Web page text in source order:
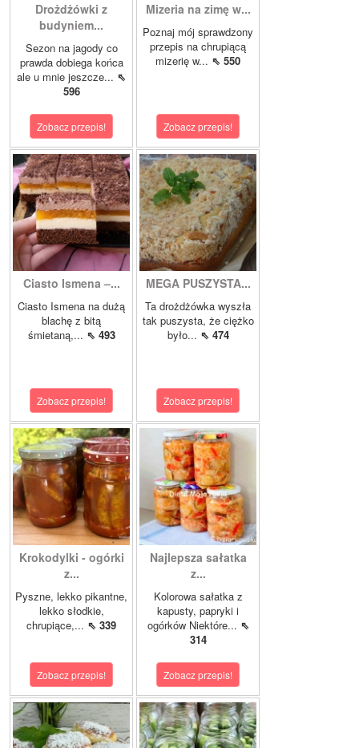
Drożdżówki z
budyniem...
Sezon na jagody co
prawda dobiega końca
ale u mnie jeszcze... ⇖
596
Zobacz przepis!
Mizeria na zimę w...
Poznaj mój sprawdzony
przepis na chrupiącą
mizerię w... ⇖ 550
Zobacz przepis!
Ciasto Ismena –...
Ciasto Ismena na dużą
blachę z bitą
śmietaną,... ⇖ 493
Zobacz przepis!
MEGA PUSZYSTA...
Ta drożdżówka wyszła
tak puszysta, że ciężko
było... ⇖ 474
Zobacz przepis!
Krokodylki - ogórki
z...
Pyszne, lekko pikantne,
lekko słodkie,
chrupiące,... ⇖ 339
Zobacz przepis!
Najlepsza sałatka
z...
Kolorowa sałatka z
kapusty, papryki i
ogórków Niektóre... ⇖
314
Zobacz przepis!